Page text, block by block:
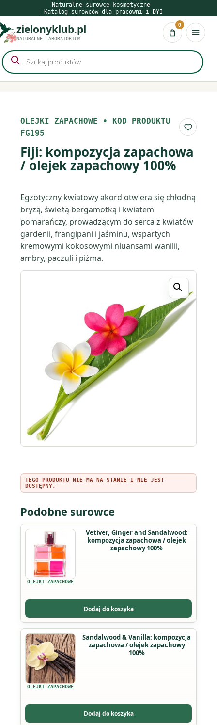
do
treści
Naturalne surowce kosmetyczne
Katalog surowców dla pracowni i DYI
zielonyklub.pl
NATURALNE LABORATORIUM Koszyk
0
Wyszukiwarka
produktów
OLEJKI ZAPACHOWE • KOD PRODUKTU
FG195
Do
Fiji: kompozycja zapachowa
/ olejek zapachowy 100%
Egzotyczny kwiatowy akord otwiera się chłodną
bryzą, świeżą bergamotką i kwiatem
pomarańczy, prowadzącym do serca z kwiatów
gardenii, frangipani i jaśminu, wspartych
kremowymi kokosowymi niuansami wanilii,
ambry, paczuli i piżma.
TEGO PRODUKTU NIE MA NA STANIE I NIE JEST
DOSTĘPNY.
Podobne surowce
OLEJKI ZAPACHOWE
Vetiver, Ginger and Sandalwood:
kompozycja zapachowa / olejek
zapachowy 100%
Dodaj do koszyka
OLEJKI ZAPACHOWE
Sandalwood & Vanilla: kompozycja
zapachowa / olejek zapachowy
100%
Dodaj do koszyka
Ten
produkt
ma
wiele
wariantów.
można
wybrać